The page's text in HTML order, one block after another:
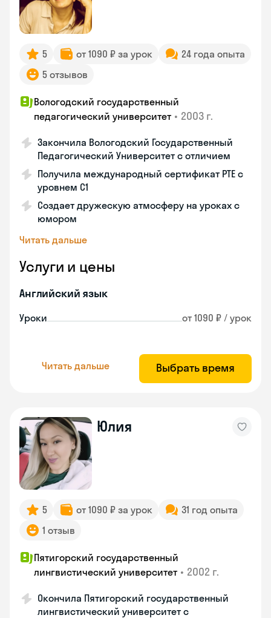
5 от 1090 ₽ за урок
24 года опыта
5 отзывов
Вологодский государственный
педагогический университет • 2003 г.
Закончила Вологодский Государственный
Педагогический Университет с отличием
Получила международный сертификат PTE с
уровнем C1
Создает дружескую атмосферу на уроках с
юмором
Читать дальше
Услуги и цены
Английский язык
Уроки от 1090 ₽ / урок
Читать дальше Выбрать время
Юлия
5 от 1090 ₽ за урок
31 год опыта
1 отзыв
Пятигорский государственный
лингвистический университет • 2002 г.
Окончила Пятигорский государственный
лингвистический университет с